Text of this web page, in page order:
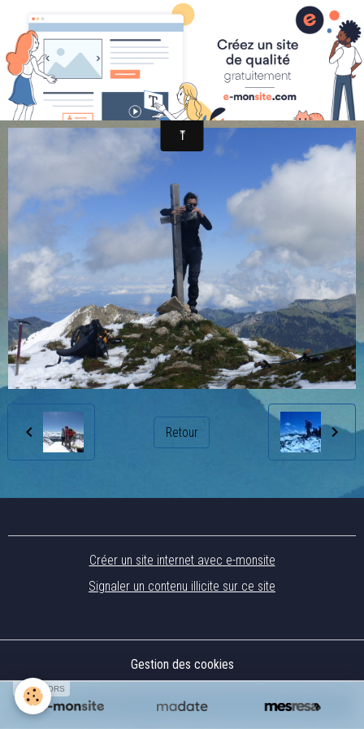
randonnée et découverte nature
P1030710
Retour
Créer un site internet avec e-monsite
Signaler un contenu illicite sur ce site
Gestion des cookies
SPONSORS